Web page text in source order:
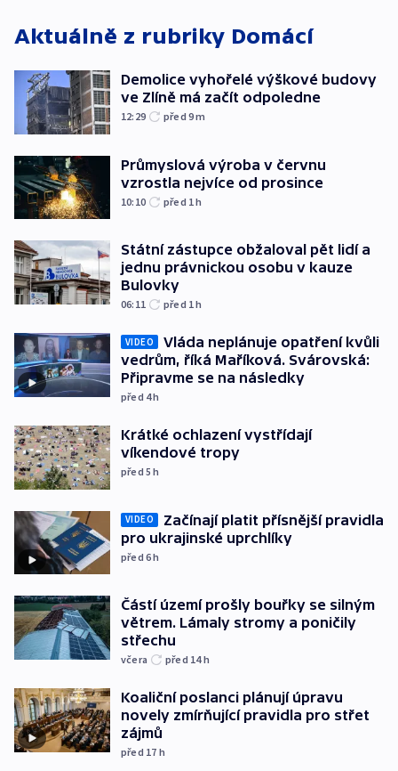
Aktuálně z rubriky Domácí
Demolice vyhořelé výškové budovy
ve Zlíně má začít odpoledne
12:29 před 9m
Průmyslová výroba v červnu
vzrostla nejvíce od prosince
10:10 před 1h
Státní zástupce obžaloval pět lidí a
jednu právnickou osobu v kauze
Bulovky
06:11 před 1h
VIDEO
Vláda neplánuje opatření kvůli
vedrům, říká Maříková. Svárovská:
Připravme se na následky
před 4h
Krátké ochlazení vystřídají
víkendové tropy
před 5h
VIDEO
Začínají platit přísnější pravidla
pro ukrajinské uprchlíky
před 6h
Částí území prošly bouřky se silným
větrem. Lámaly stromy a poničily
střechu
včera před 14h
Koaliční poslanci plánují úpravu
novely zmírňující pravidla pro střet
zájmů
před 17 h